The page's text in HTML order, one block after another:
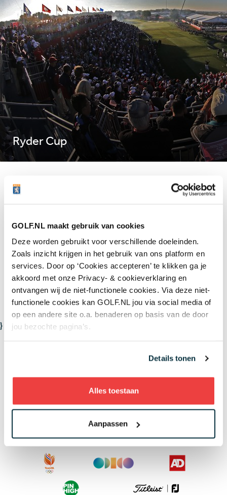
GOLF.NL maakt gebruik van cookies
Deze worden gebruikt voor verschillende doeleinden.
Zoals inzicht krijgen in het gebruik van ons platform en
services. Door op ‘Cookies accepteren’ te klikken ga je
akkoord met onze Privacy- & cookieverklaring en
ontvangen wij de niet-functionele cookies. Via deze niet-
functionele cookies kan GOLF.NL jou via social media of
op een andere site o.a. benaderen op basis van de door
jou bezochte pagina’s.
Details tonen
Alles toestaan
Aanpassen
Ryder Cup
Laatste nieuws
Meer nieuws
LEES MEER OVER
RYDER CUP TEE TALK
}
Domeinpartners van golf
Supporters van golf